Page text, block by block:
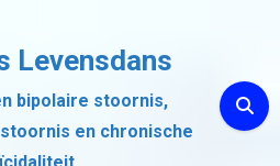
Levensdans
bipolaire stoornis,
en chronische